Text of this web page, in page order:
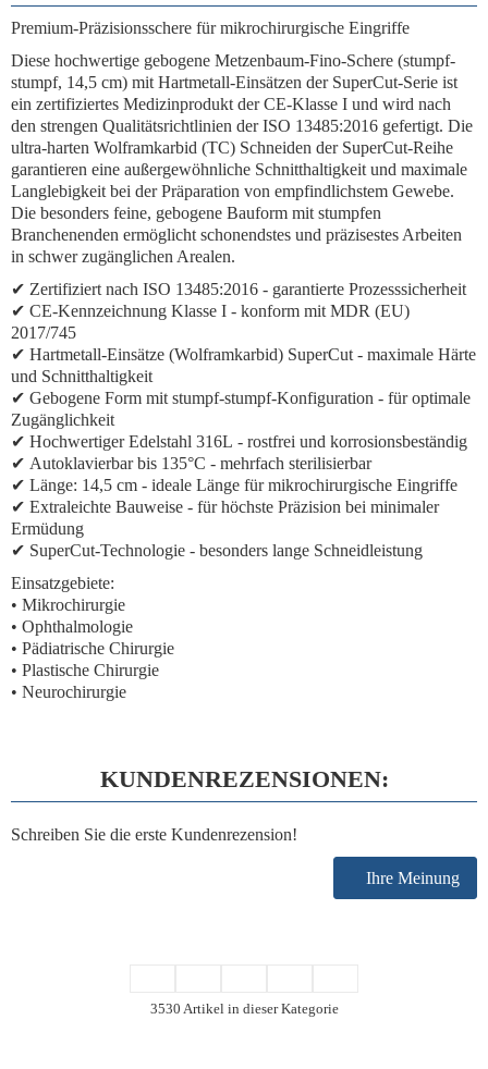
Premium-Präzisionsschere für mikrochirurgische Eingriffe
Diese hochwertige gebogene Metzenbaum-Fino-Schere (stumpf-
stumpf, 14,5 cm) mit Hartmetall-Einsätzen der SuperCut-Serie ist
ein zertifiziertes Medizinprodukt der CE-Klasse I und wird nach
den strengen Qualitätsrichtlinien der ISO 13485:2016 gefertigt. Die
ultra-harten Wolframkarbid (TC) Schneiden der SuperCut-Reihe
garantieren eine außergewöhnliche Schnitthaltigkeit und maximale
Langlebigkeit bei der Präparation von empfindlichstem Gewebe.
Die besonders feine, gebogene Bauform mit stumpfen
Branchenenden ermöglicht schonendstes und präzisestes Arbeiten
in schwer zugänglichen Arealen.
✔ Zertifiziert nach ISO 13485:2016 - garantierte Prozesssicherheit
✔ CE-Kennzeichnung Klasse I - konform mit MDR (EU)
2017/745
✔ Hartmetall-Einsätze (Wolframkarbid) SuperCut - maximale Härte
und Schnitthaltigkeit
✔ Gebogene Form mit stumpf-stumpf-Konfiguration - für optimale
Zugänglichkeit
✔ Hochwertiger Edelstahl 316L - rostfrei und korrosionsbeständig
✔ Autoklavierbar bis 135°C - mehrfach sterilisierbar
✔ Länge: 14,5 cm - ideale Länge für mikrochirurgische Eingriffe
✔ Extraleichte Bauweise - für höchste Präzision bei minimaler
Ermüdung
✔ SuperCut-Technologie - besonders lange Schneidleistung
Einsatzgebiete:
• Mikrochirurgie
• Ophthalmologie
• Pädiatrische Chirurgie
• Plastische Chirurgie
• Neurochirurgie
KUNDENREZENSIONEN:
Schreiben Sie die erste Kundenrezension!
Ihre Meinung
3530 Artikel in dieser Kategorie